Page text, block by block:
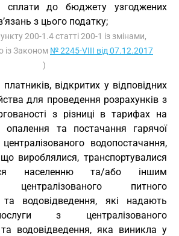
сплати до бюджету узгоджених
з цього податку;
200-1.4 статті 200-1 із змінами,
із Законом № 2245-VIII від 07.12.2017
)
відкритих у відповідних
для проведення розрахунків з
з різниці в тарифах на
опалення та постачання гарячої
водопостачання,
вироблялися, транспортувалися
населенню та/або іншим
централізованого питного
та водовідведення, які надають
з централізованого
водовідведення, яка виникла у